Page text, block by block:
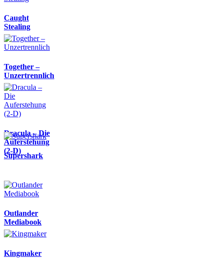
Caught
Stealing
Together –
Unzertrennlich
Dracula – Die
Auferstehung
(2-D)
Supershark
Outlander
Mediabook
Kingmaker